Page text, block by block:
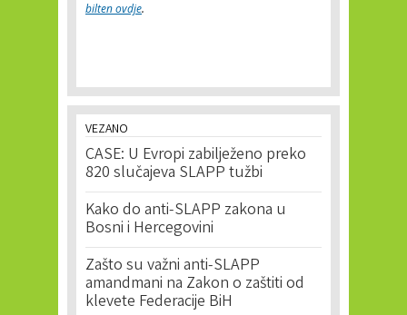
bilten ovdje.
VEZANO
CASE: U Evropi zabilježeno preko
820 slučajeva SLAPP tužbi
Kako do anti-SLAPP zakona u
Bosni i Hercegovini
Zašto su važni anti-SLAPP
amandmani na Zakon o zaštiti od
klevete Federacije BiH